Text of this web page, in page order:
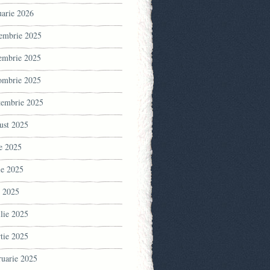
2026
2025
2025
2025
2025
2025
2025
2025
2025
2025
2025